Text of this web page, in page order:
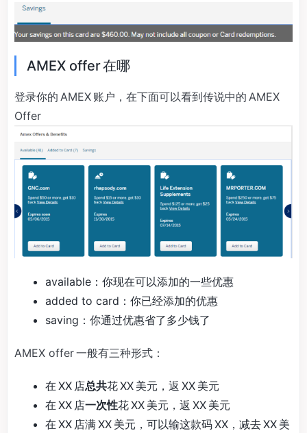
AMEX offer 在哪
登录你的 AMEX 账户，在下面可以看到传说中的 AMEX
Offer
available：你现在可以添加的一些优惠
added to card：你已经添加的优惠
saving：你通过优惠省了多少钱了
AMEX offer 一般有三种形式：
在 XX 店总共花 XX 美元，返 XX 美元
在 XX 店一次性花 XX 美元，返 XX 美元
在 XX 店满 XX 美元，可以输这款码 XX，减去 XX 美